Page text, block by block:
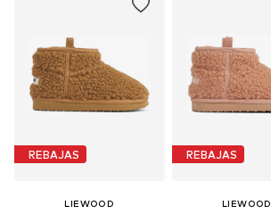
Número de licencia: CB-CUC-1155405
Seguir leyendo
REBAJAS
LIEWOOD
REBAJAS
LIEWOOD